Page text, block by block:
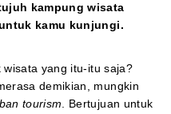
kampung wisata
kamu kunjungi.
wisata yang itu-itu saja?
demikian, mungkin
tourism . Bertujuan untuk